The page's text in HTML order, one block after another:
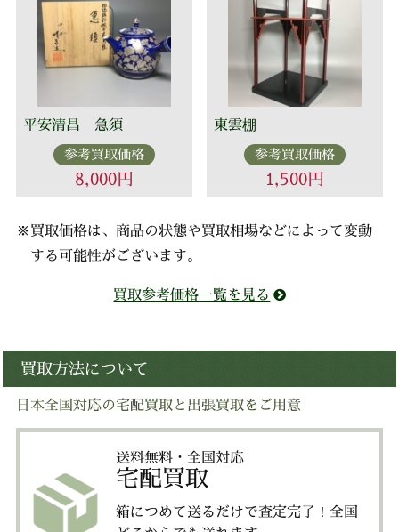
平安清昌 急須
参考買取価格
8,000円
東雲棚
参考買取価格
1,500円
※買取価格は、商品の状態や買取相場などによって変動
する可能性がございます。
買取参考価格一覧を見る
買取方法について
日本全国対応の宅配買取と出張買取をご用意
送料無料・全国対応
宅配買取
箱につめて送るだけで査定完了！全国